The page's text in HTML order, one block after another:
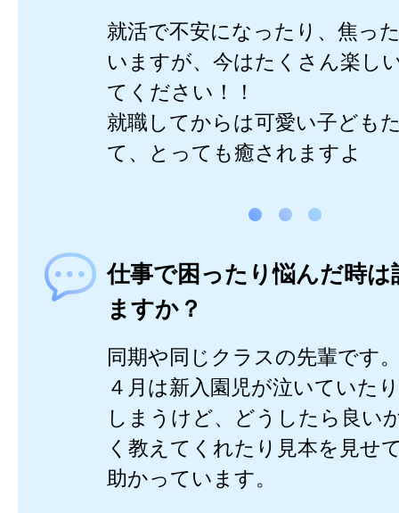
就活で不安になったり、焦っ
いますが、今はたくさん楽し
てください！！
就職してからは可愛い子ども
て、とっても癒されますよ
仕事で困ったり悩んだ時は
ますか？
同期や同じクラスの先輩です
４月は新入園児が泣いていた
しまうけど、どうしたら良い
く教えてくれたり見本を見せ
助かっています。